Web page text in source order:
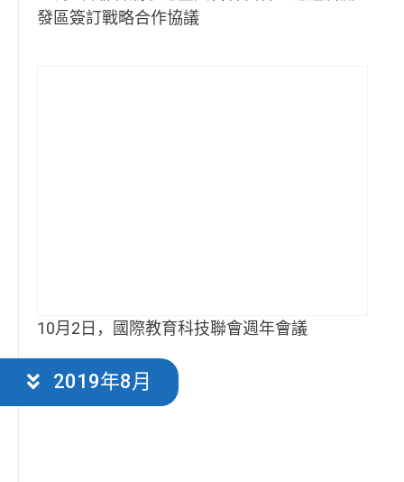
發區簽訂戰略合作協議
10月2日，國際教育科技聯會週年會議
2019年8月